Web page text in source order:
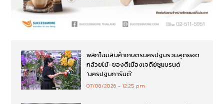
พลิกโฉมสินค้าเกษตรนครปฐมรวมสุดยอด
กล้วยไม้-ของดีเมืองเจดีย์ชูแบรนด์
‘นครปฐมการันตี’
07/08/2026 12:25 pm